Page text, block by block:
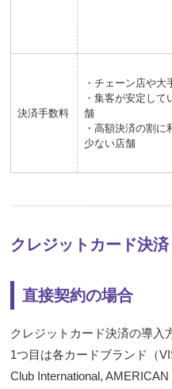
決済手数料
・チェーン店や大
・集客が安定して
舗
・高額決済の割に
少ない店舗
クレジットカード決
直接契約の場合
クレジットカード決済の導入
1つ目は各カードブランド（
Club International,